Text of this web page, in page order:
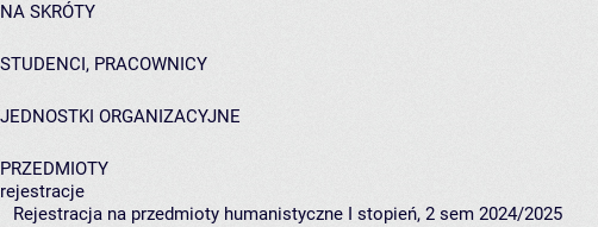
NA SKRÓTY
STUDENCI, PRACOWNICY
JEDNOSTKI ORGANIZACYJNE
PRZEDMIOTY
rejestracje
Rejestracja na przedmioty humanistyczne I stopień, 2 sem 2024/2025